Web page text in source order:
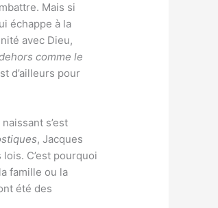
Mais si
échappe à la
avec Dieu,
comme le
d’ailleurs pour
s’est
, Jacques
C’est pourquoi
famille ou la
été des